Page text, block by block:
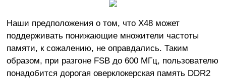
Наши предположения о том, что X48 может
поддерживать понижающие множители частоты
памяти, к сожалению, не оправдались. Таким
образом, при разгоне FSB до 600 МГц, пользователю
понадобится дорогая оверклокерская память DDR2